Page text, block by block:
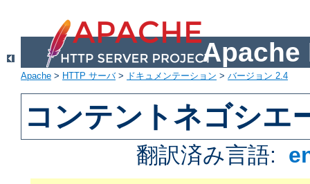
Apache
Apache > HTTP サーバ> ドキュメンテーション > バージョン 2.4
コンテントネゴシエ
翻訳済み言語: